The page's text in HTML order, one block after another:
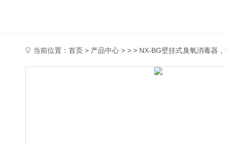
当前位置： 首页 > 产品中心 > > > NX-BG壁挂式臭氧消毒器